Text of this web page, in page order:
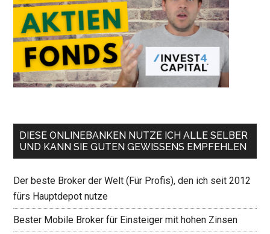
DIESE ONLINEBANKEN NUTZE ICH ALLE SELBER
UND KANN SIE GUTEN GEWISSENS EMPFEHLEN
Der beste Broker der Welt (Für Profis), den ich seit 2012
fürs Hauptdepot nutze
Bester Mobile Broker für Einsteiger mit hohen Zinsen